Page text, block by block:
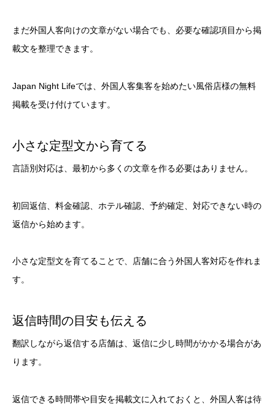
まだ外国人客向けの文章がない場合でも、必要な確認項目から掲
載文を整理できます。
Japan Night Lifeでは、外国人客集客を始めたい風俗店様の無料
掲載を受け付けています。
小さな定型文から育てる
言語別対応は、最初から多くの文章を作る必要はありません。
初回返信、料金確認、ホテル確認、予約確定、対応できない時の
返信から始めます。
小さな定型文を育てることで、店舗に合う外国人客対応を作れま
す。
返信時間の目安も伝える
翻訳しながら返信する店舗は、返信に少し時間がかかる場合があ
ります。
返信できる時間帯や目安を掲載文に入れておくと、外国人客は待